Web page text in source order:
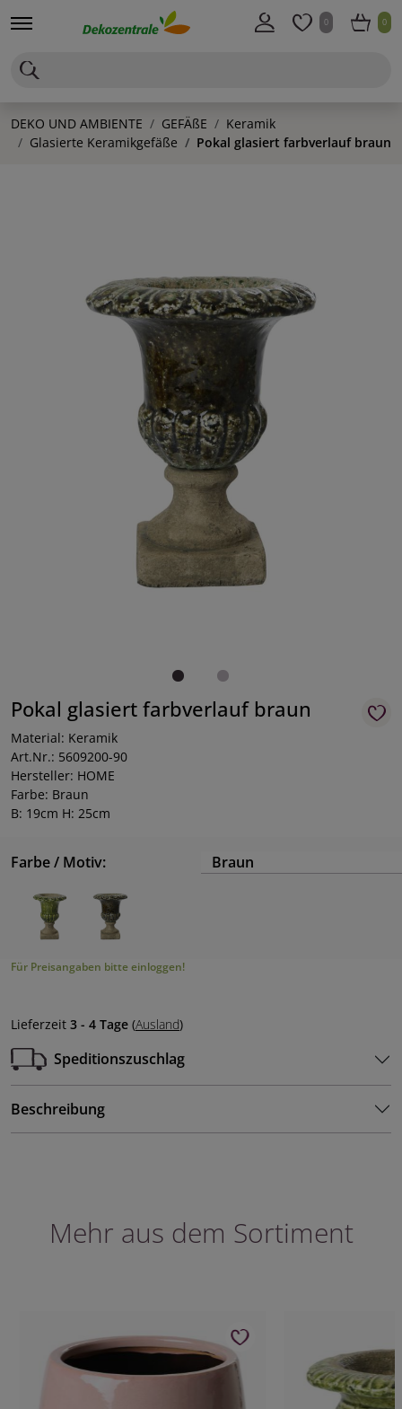
0 0
DEKO UND AMBIENTE GEFÄßE
Keramik
Glasierte Keramikgefäße
Pokal glasiert farbverlauf braun
Pokal glasiert farbverlauf braun
Material: Keramik
Art.Nr.: 5609200-90
Hersteller: HOME
Farbe: Braun
B: 19cm H: 25cm
Farbe / Motiv: Braun
Für Preisangaben bitte einloggen!
Lieferzeit 3 - 4 Tage (Ausland)
Speditionszuschlag
Beschreibung
Mehr aus dem Sortiment